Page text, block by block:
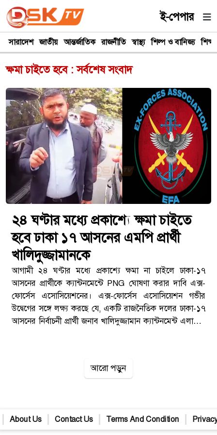
ই-পেপার
সারাদেশ জাতীয় আন্তর্জাতিক রাজনীতি স্বাস্থ্য শিল্প ও বানিজ্য শিক্ষা
ক্ষমা চাইতে হবে : সর্বশেষ সংবাদ
২৪ ঘণ্টার মধ্যে প্রকাশ্যে ক্ষমা চাইতে
হবে ঢাকা ১৭ আসনের এমপি প্রার্থী
খালিদুজ্জামানকে
আগামী ২৪ ঘণ্টার মধ্যে প্রকাশ্যে ক্ষমা না চাইলে ঢাকা-১৭
আসনের প্রার্থীকে ক্যান্টনমেন্টে PNG ঘোষণা করার দাবি এক্স-
ফোর্সেস এসোসিয়েশনের। এক্স-ফোর্সেস এসোসিয়েশন গভীর
উদ্বেগের সঙ্গে লক্ষ্য করছে যে, একটি রাজনৈতিক দলের ঢাকা-১৭
আসনের নির্বাচনী প্রার্থী জনাব খালিদুজ্জামান ক্যান্টনমেন্ট এলাকায়
সেনাসদস্যদের উদ্দেশে কুরুচিপূর্ণ ও অবমাননাকর মন্তব্য করেন।
[TECHTARANGA-POST:1652]এক্স-ফোর্সেস এসোসিয়েশন
আরো পড়ুন
About Us Contact Us Terms And Condition